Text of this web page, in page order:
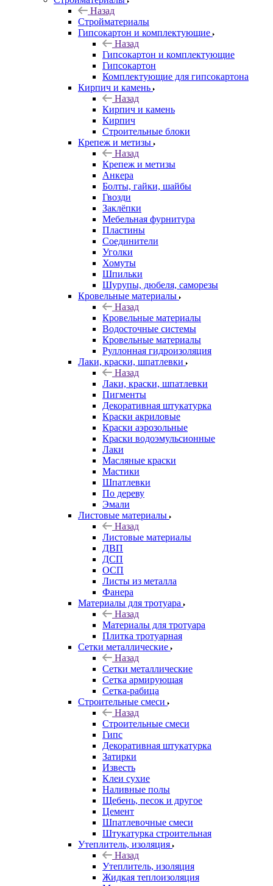
Назад
Стройматериалы
Гипсокартон и комплектующие
Назад
Гипсокартон и комплектующие
Гипсокартон
Комплектующие для гипсокартона
Кирпич и камень
Назад
Кирпич и камень
Кирпич
Строительные блоки
Крепеж и метизы
Назад
Крепеж и метизы
Анкера
Болты, гайки, шайбы
Гвозди
Заклёпки
Мебельная фурнитура
Пластины
Соединители
Уголки
Хомуты
Шпильки
Шурупы, дюбеля, саморезы
Кровельные материалы
Назад
Кровельные материалы
Водосточные системы
Кровельные материалы
Руллонная гидроизоляция
Лаки, краски, шпатлевки
Назад
Лаки, краски, шпатлевки
Пигменты
Декоративная штукатурка
Краски акриловые
Краски аэрозольные
Краски водоэмульсионные
Лаки
Масляные краски
Мастики
Шпатлевки
По дереву
Эмали
Листовые материалы
Назад
Листовые материалы
ДВП
ДСП
ОСП
Листы из металла
Фанера
Материалы для тротуара
Назад
Материалы для тротуара
Плитка тротуарная
Сетки металлические
Назад
Сетки металлические
Сетка армирующая
Сетка-рабица
Строительные смеси
Назад
Строительные смеси
Гипс
Декоративная штукатурка
Затирки
Известь
Клеи сухие
Наливные полы
Щебень, песок и другое
Цемент
Шпатлевочные смеси
Штукатурка строительная
Утеплитель, изоляция
Назад
Утеплитель, изоляция
Жидкая теплоизоляция